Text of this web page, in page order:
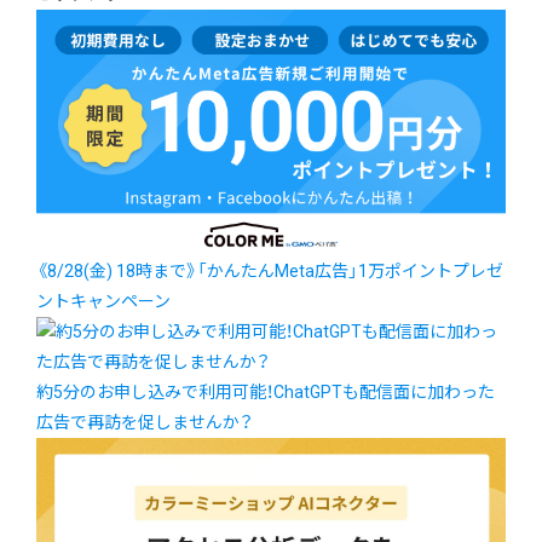
《8/28(金) 18時まで》「かんたんMeta広告」1万ポイントプレゼ
ントキャンペーン
約5分のお申し込みで利用可能！ChatGPTも配信面に加わった
広告で再訪を促しませんか？